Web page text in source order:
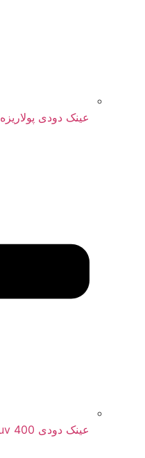
عینک دودی پولاریزه
عینک دودی uv 400